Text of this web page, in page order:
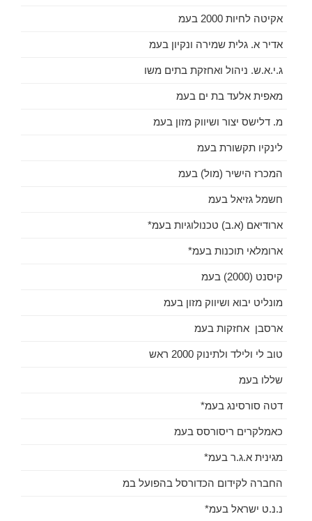
אקיטה לחיות 2000 בעמ
אדיר א. גלית שמירה ונקיון בעמ
ג.י.א.ש. ניהול ואחזקת בתים משו
מאפית אלעד בת ים בעמ
מ. דלישס יצור ושיווק מזון בעמ
לינקיו תקשורת בעמ
המכרז הישיר (מול) בעמ
חשמל גזיאל בעמ
ארודיאם (א.ב) טכנולוגיות בעמ*
ארומלאי תוכנות בעמ*
קיסנט (2000) בעמ
מונליט יבוא ושיווק מזון בעמ
ארסבן אחזקות בעמ
טוב לי ולילד ולתינוק 2000 ראש
שללו בעמ
דטה סורסינג בעמ*
כאמלקרים ריסורסס בעמ
מגינית א.ג.ר בעמ*
החברה לקידום הכדורסל בהפועל במ
נ.נ.ט ישראל בעמ*